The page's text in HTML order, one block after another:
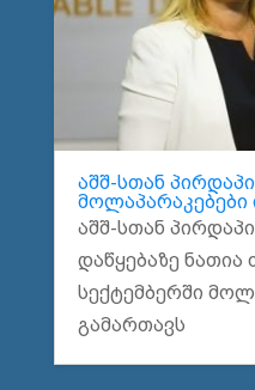
აშშ-სთან
მოლაპარაკებები
აშშ-სთან
დაწყებაზე ნათია
სექტემბერში
გამართავს